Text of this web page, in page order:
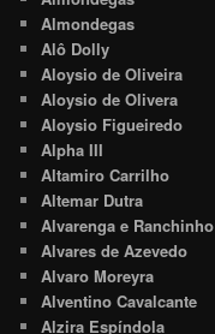
Almondegas
Alô Dolly
Aloysio de Oliveira
Aloysio de Olivera
Aloysio Figueiredo
Alpha III
Altamiro Carrilho
Altemar Dutra
Alvarenga e Ranchinho
Alvares de Azevedo
Alvaro Moreyra
Alventino Cavalcante
Alzira Espíndola